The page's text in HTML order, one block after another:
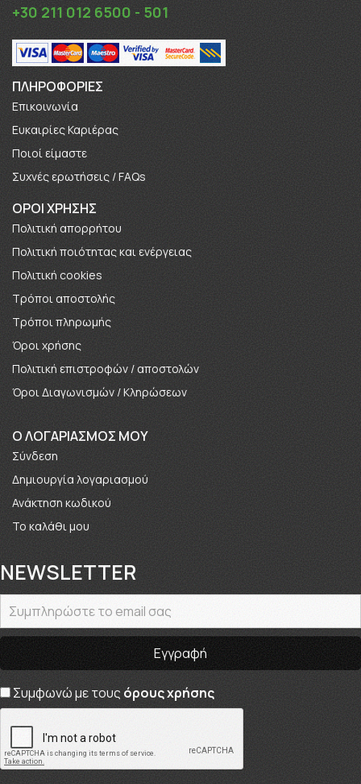
+30 211 012 6500 - 501
ΠΛΗΡΟΦΟΡΊΕΣ
Επικοινωνία
Ευκαιρίες Καριέρας
Πoιοί είμαστε
Συχνές ερωτήσεις / FAQs
ΟΡΟΙ ΧΡΗΣΗΣ
Πολιτική απορρήτου
Πολιτική ποιότητας και ενέργειας
Πολιτική cookies
Τρόποι αποστολής
Τρόποι πληρωμής
Όροι χρήσης
Πολιτική επιστροφών / αποστολών
Όροι Διαγωνισμών / Κληρώσεων
O ΛΟΓΑΡΙΑΣΜΟΣ ΜΟΥ
Σύνδεση
Δημιουργία λογαριασμού
Ανάκτηση κωδικού
Το καλάθι μου
NEWSLETTER
Συμφωνώ με τους όρους χρήσης